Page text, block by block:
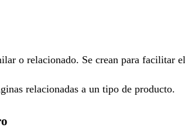
o relacionado. Se crean para
relacionadas a un tipo de producto.